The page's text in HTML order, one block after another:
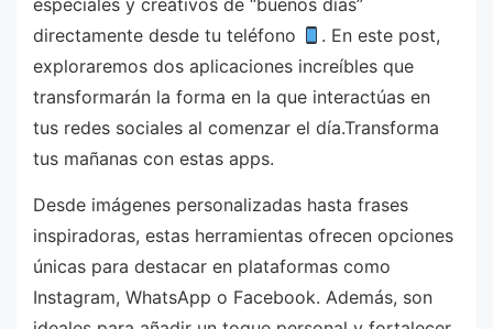
especiales y creativos de “buenos días”
directamente desde tu teléfono
. En este post,
exploraremos dos aplicaciones increíbles que
transformarán la forma en la que interactúas en
tus redes sociales al comenzar el día.Transforma
tus mañanas con estas apps.
Desde imágenes personalizadas hasta frases
inspiradoras, estas herramientas ofrecen opciones
únicas para destacar en plataformas como
Instagram, WhatsApp o Facebook. Además, son